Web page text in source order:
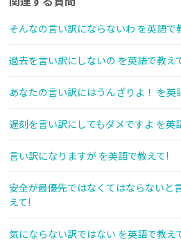
そんなの言い訳にならないわ を英語で
過去を言い訳にしないの を英語で教え
あなたの言い訳にはうんざりよ！ を英
遅刻を言い訳にしてもダメですよ を英
言い訳になりますが を英語で教えて!
安全が最優先ではなくてはならないと
えて!
気にならない訳ではない を英語で教え